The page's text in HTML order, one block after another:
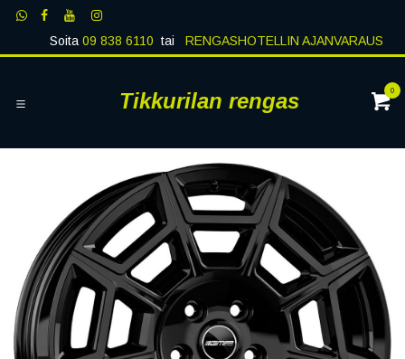
Siirry sisältöön
Soita09 838 6110 tai RENGASHOTELLIN AJANVARAUS
Tikkurilan rengas 0